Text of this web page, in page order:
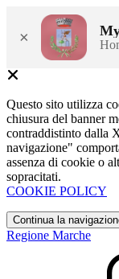
×
Questo sito utilizza
chiusura del banner
contraddistinto dalla
navigazione"
assenza di cookie o
sopracitati.
COOKIE POLICY
Continua la
Regione Marche